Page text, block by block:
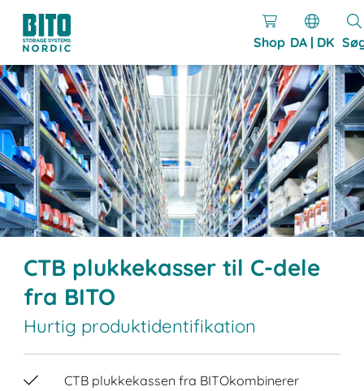
Shop DA | DK
CTB plukkekasser til C-dele
fra BITO
Hurtig produktidentifikation
CTB plukkekassen fra BITOkombinerer